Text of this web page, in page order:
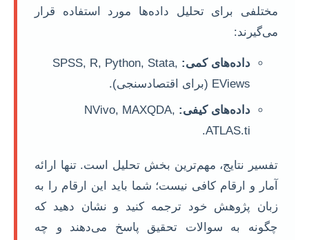
مختلفی برای تحلیل داده‌ها مورد استفاده قرار
می‌گیرند:
داده‌های کمی: SPSS, R, Python, Stata,
EViews (برای اقتصادسنجی).
داده‌های کیفی: NVivo, MAXQDA,
ATLAS.ti.
تفسیر نتایج، مهم‌ترین بخش تحلیل است. تنها ارائه
آمار و ارقام کافی نیست؛ شما باید این ارقام را به
زبان پژوهش خود ترجمه کنید و نشان دهید که
چگونه به سوالات تحقیق پاسخ می‌دهند و چه